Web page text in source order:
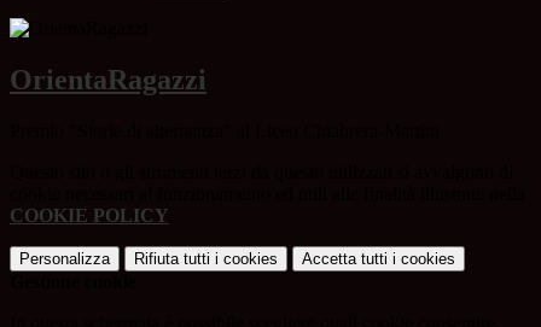
OrientaRagazzi
COOKIE POLICY
Personalizza Rifiuta tutti i cookies Accetta tutti i cookies